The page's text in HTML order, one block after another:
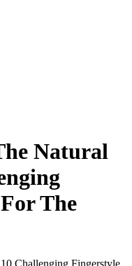
Natural
The